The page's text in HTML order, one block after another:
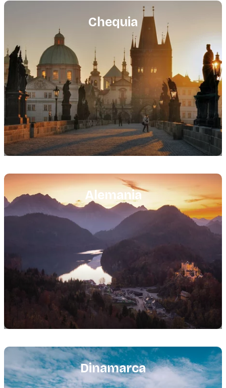
Chequia
Featured
Alemania
Featured
image
Dinamarca
Featured
image